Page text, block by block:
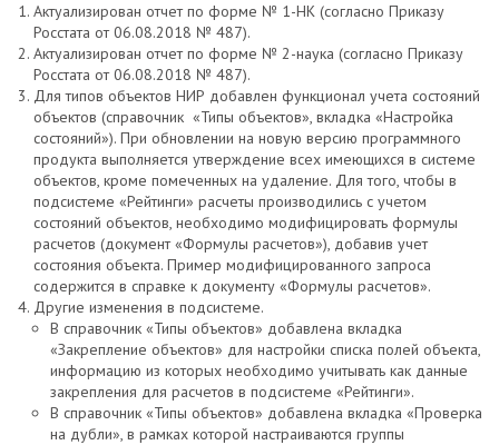
Актуализирован отчет по форме № 1-НК (согласно Приказу
Росстата от 06.08.2018 № 487).
Актуализирован отчет по форме № 2-наука (согласно Приказу
Росстата от 06.08.2018 № 487).
Для типов объектов НИР добавлен функционал учета состояний
объектов (справочник «Типы объектов», вкладка «Настройка
состояний»). При обновлении на новую версию программного
продукта выполняется утверждение всех имеющихся в системе
объектов, кроме помеченных на удаление. Для того, чтобы в
подсистеме «Рейтинги» расчеты производились с учетом
состояний объектов, необходимо модифицировать формулы
расчетов (документ «Формулы расчетов»), добавив учет
состояния объекта. Пример модифицированного запроса
содержится в справке к документу «Формулы расчетов».
Другие изменения в подсистеме.
В справочник «Типы объектов» добавлена вкладка
«Закрепление объектов» для настройки списка полей объекта,
информацию из которых необходимо учитывать как данные
закрепления для расчетов в подсистеме «Рейтинги».
В справочник «Типы объектов» добавлена вкладка «Проверка
на дубли», в рамках которой настраиваются группы